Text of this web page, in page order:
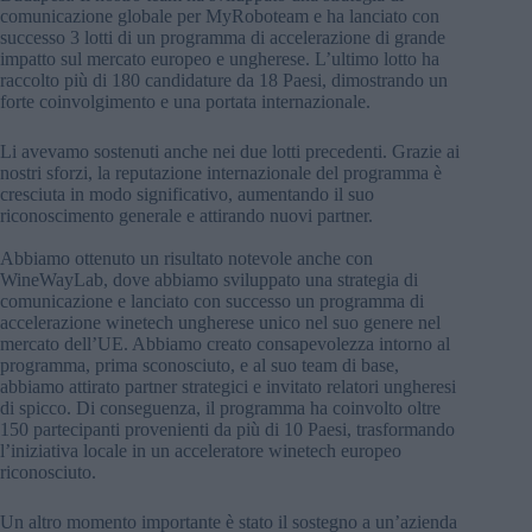
comunicazione globale per MyRoboteam e ha lanciato con
successo 3 lotti di un programma di accelerazione di grande
impatto sul mercato europeo e ungherese. L’ultimo lotto ha
raccolto più di 180 candidature da 18 Paesi, dimostrando un
forte coinvolgimento e una portata internazionale.
Li avevamo sostenuti anche nei due lotti precedenti. Grazie ai
nostri sforzi, la reputazione internazionale del programma è
cresciuta in modo significativo, aumentando il suo
riconoscimento generale e attirando nuovi partner.
Abbiamo ottenuto un risultato notevole anche con
WineWayLab, dove abbiamo sviluppato una strategia di
comunicazione e lanciato con successo un programma di
accelerazione winetech ungherese unico nel suo genere nel
mercato dell’UE. Abbiamo creato consapevolezza intorno al
programma, prima sconosciuto, e al suo team di base,
abbiamo attirato partner strategici e invitato relatori ungheresi
di spicco. Di conseguenza, il programma ha coinvolto oltre
150 partecipanti provenienti da più di 10 Paesi, trasformando
l’iniziativa locale in un acceleratore winetech europeo
riconosciuto.
Un altro momento importante è stato il sostegno a un’azienda